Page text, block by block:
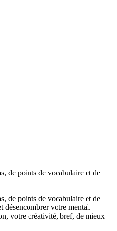
de points de vocabulaire et de
de points de vocabulaire et de
désencombrer votre mental.
votre créativité, bref, de mieux